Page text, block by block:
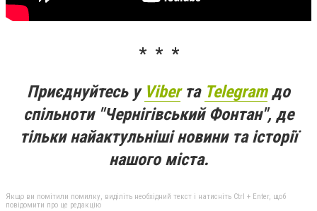
* * *
Приєднуйтесь у Viberта Telegramдо
спільноти "Чернігівський Фонтан", де
тільки найактульніші новини та історії
нашого міста.
Якщо ви помітили помилку, виділіть необхідний текст і натисніть Ctrl + Enter, щоб
повідомити про це редакцію